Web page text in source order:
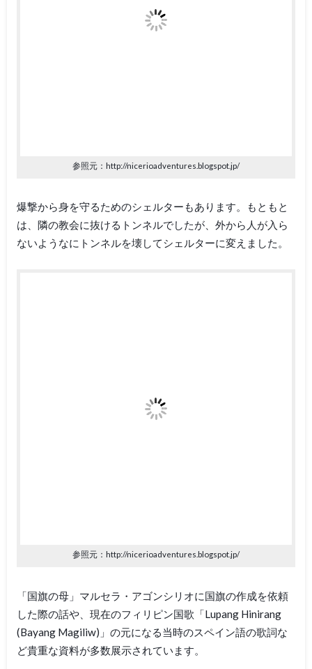
参照元：http://nicerioadventures.blogspot.jp/
爆撃から身を守るためのシェルターもあります。もともと
は、隣の教会に抜けるトンネルでしたが、外から人が入ら
ないようなにトンネルを壊してシェルターに変えました。
参照元：http://nicerioadventures.blogspot.jp/
「国旗の母」マルセラ・アゴンシリオに国旗の作成を依頼
した際の話や、現在のフィリピン国歌「Lupang Hinirang
(Bayang Magiliw)」の元になる当時のスペイン語の歌詞な
ど貴重な資料が多数展示されています。